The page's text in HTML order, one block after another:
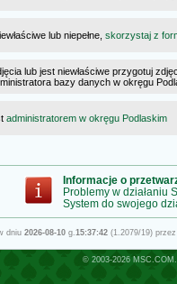
lub niepełne, skorzystaj z
lub jest niewłaściwe przygotuj
bazy danych w okręgu
administratorem w okręgu Podlaskim
Informacje o
Problemy w działaniu
System do swojego
dniu 2026-08-10g.15:37:42(1.2079/19)
© 2003-2026